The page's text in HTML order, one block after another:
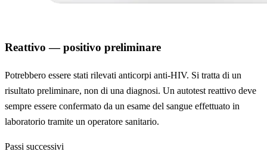
Reattivo — positivo preliminare
Potrebbero essere stati rilevati anticorpi anti-HIV. Si tratta di un
risultato preliminare, non di una diagnosi. Un autotest reattivo deve
sempre essere confermato da un esame del sangue effettuato in
laboratorio tramite un operatore sanitario.
Passi successivi